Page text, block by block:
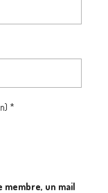
*
un mail